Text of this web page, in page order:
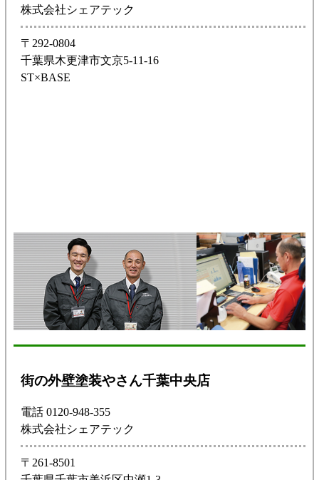
株式会社シェアテック
〒292-0804
千葉県木更津市文京5-11-16
ST×BASE
街の外壁塗装やさん千葉中央店
電話 0120-948-355
株式会社シェアテック
〒261-8501